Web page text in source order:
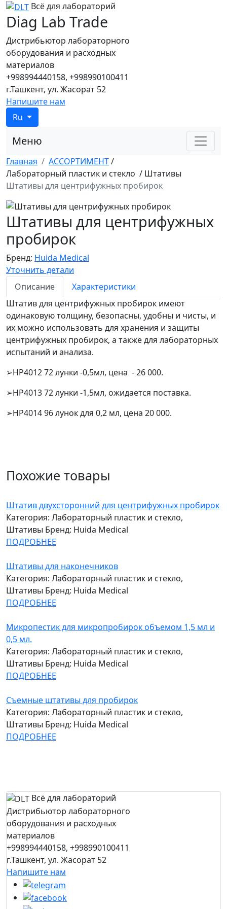
Всё для лабораторий
Diag Lab Trade
Дистрибьютор лабораторного
оборудования и расходных
материалов
+998994440158, +998990100411
г.Ташкент, ул. Жасорат 52
Напишите нам
Ru
Меню
Главная АССОРТИМЕНТ/
Лабораторный пластик и стекло / Штативы
Штативы для центрифужных пробирок
Штативы для центрифужных
пробирок
Бренд: Huida Medical
Уточнить детали
Описание
Характеристики
Штатив для центрифужных пробирок имеют
одинаковую толщину, безопасны, удобны и чисты, и
их можно использовать для хранения и защиты
центрифужных пробирок, а также для лабораторных
испытаний и анализа.
➢HP4012 72 лунки -0,5мл, цена - 26 000.
➢HP4013 72 лунки -1,5мл, ожидается поставка.
➢HP4014 96 лунок для 0,2 мл, цена 20 000.
Похожие товары
Штатив двухсторонний для центрифужных пробирок
Категория: Лабораторный пластик и стекло,
Штативы Бренд: Huida Medical
ПОДРОБНЕЕ
Штативы для наконечников
Категория: Лабораторный пластик и стекло,
Штативы Бренд: Huida Medical
ПОДРОБНЕЕ
Микропестик для микропробирок объемом 1,5 мл и
0,5 мл.
Категория: Лабораторный пластик и стекло,
Штативы Бренд: Huida Medical
ПОДРОБНЕЕ
Съемные штативы для пробирок
Категория: Лабораторный пластик и стекло,
Штативы Бренд: Huida Medical
ПОДРОБНЕЕ
Всё для лабораторий
Дистрибьютор лабораторного
оборудования и расходных
материалов
+998994440158, +998990100411
г.Ташкент, ул. Жасорат 52
Напишите нам